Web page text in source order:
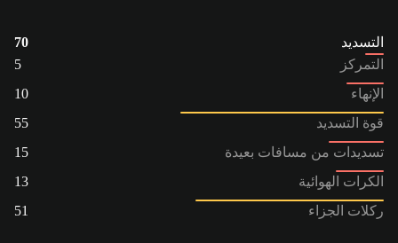
التسديد
70
التمركز
5
الإنهاء
10
قوة التسديد
55
تسديدات من مسافات بعيدة
15
الكرات الهوائية
13
ركلات الجزاء
51